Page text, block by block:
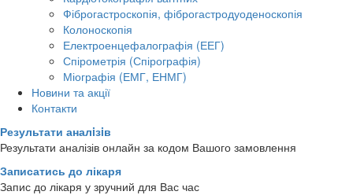
Фіброгастроскопія, фіброгастродуоденоскопія
Колоноскопія
Електроенцефалографія (ЕЕГ)
Спірометрія (Спірографія)
Міографія (ЕМГ, ЕНМГ)
Новини та акції
Контакти
Результати аналiзiв
Результати аналізів онлайн за кодом Вашого замовлення
Записатись до лікаря
Запис до лікаря у зручний для Вас час